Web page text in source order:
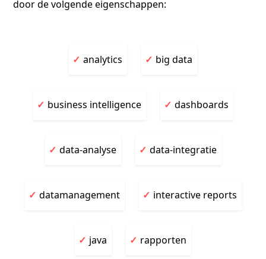
door de volgende eigenschappen:
analytics big data
business intelligence dashboards
data-analyse data-integratie
datamanagement interactive reports
java rapporten